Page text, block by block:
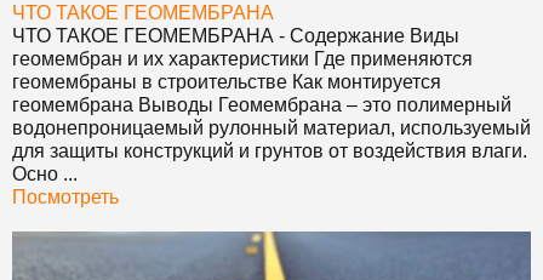
ЧТО ТАКОЕ ГЕОМЕМБРАНА
ЧТО ТАКОЕ ГЕОМЕМБРАНА - Содержание Виды
геомембран и их характеристики Где применяются
геомембраны в строительстве Как монтируется
геомембрана Выводы Геомембрана – это полимерный
водонепроницаемый рулонный материал, используемый
для защиты конструкций и грунтов от воздействия влаги.
Осно ...
Посмотреть